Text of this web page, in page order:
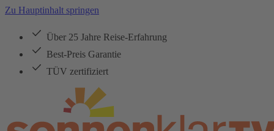
Zu Hauptinhalt springen
Über 25 Jahre Reise-Erfahrung
Best-Preis Garantie
TÜV zertifiziert